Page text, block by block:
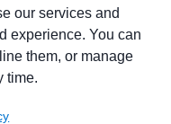
Privacy PolicyCookie
our services and
experience. You can
them, or manage
time.